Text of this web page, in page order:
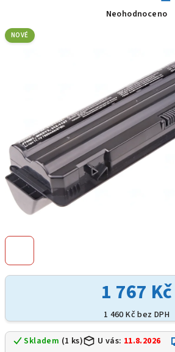
1 767 Kč
1 460 Kč bez DPH
Skladem (1 ks) U vás: 11.8.2026
Průměrné
hvězdiček.
Neohodnoceno
NOVÉ